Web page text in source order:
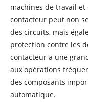
machines de travail
contacteur peut non
des circuits, mais
protection contre les
contacteur a une
aux opérations
des composants
automatique.